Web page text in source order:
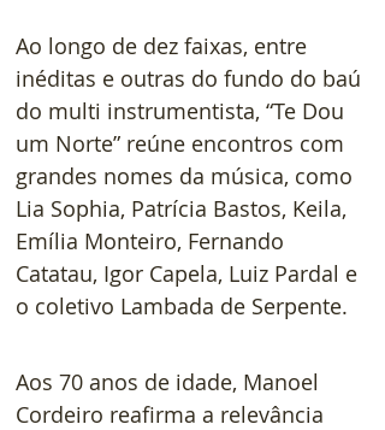
Ao longo de dez faixas, entre
inéditas e outras do fundo do baú
do multi instrumentista, “Te Dou
um Norte” reúne encontros com
grandes nomes da música, como
Lia Sophia, Patrícia Bastos, Keila,
Emília Monteiro, Fernando
Catatau, Igor Capela, Luiz Pardal e
o coletivo Lambada de Serpente.
Aos 70 anos de idade, Manoel
Cordeiro reafirma a relevância